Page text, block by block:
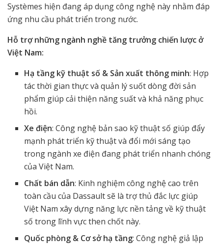
Systèmes hiện đang áp dụng công nghệ này nhằm đáp
ứng nhu cầu phát triển trong nước.
Hỗ trợ những ngành nghề tăng trưởng chiến lược ở
Việt Nam:
Hạ tầng kỹ thuật số & Sản xuất thông minh: Hợp
tác thời gian thực và quản lý suốt dòng đời sản
phẩm giúp cải thiện năng suất và khả năng phục
hồi.
Xe điện: Công nghệ bản sao kỹ thuật số giúp đẩy
mạnh phát triển kỹ thuật và đổi mới sáng tạo
trong ngành xe điện đang phát triển nhanh chóng
của Việt Nam.
Chất bán dẫn: Kinh nghiệm công nghệ cao trên
toàn cầu của Dassault sẽ là trợ thủ đắc lực giúp
Việt Nam xây dựng năng lực nền tảng về kỹ thuật
số trong lĩnh vực then chốt này.
Quốc phòng & Cơ sở hạ tầng: Công nghệ giả lập